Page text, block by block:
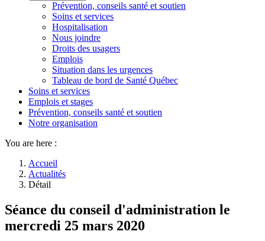
Prévention, conseils santé et soutien
Soins et services
Hospitalisation
Nous joindre
Droits des usagers
Emplois
Situation dans les urgences
Tableau de bord de Santé Québec
Soins et services
Emplois et stages
Prévention, conseils santé et soutien
Notre organisation
You are here :
Accueil
Actualités
Détail
Séance du conseil d'administration le
mercredi 25 mars 2020